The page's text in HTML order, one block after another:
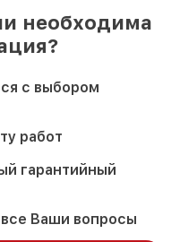
необходима
с выбором
работ
гарантийный
Ваши вопросы